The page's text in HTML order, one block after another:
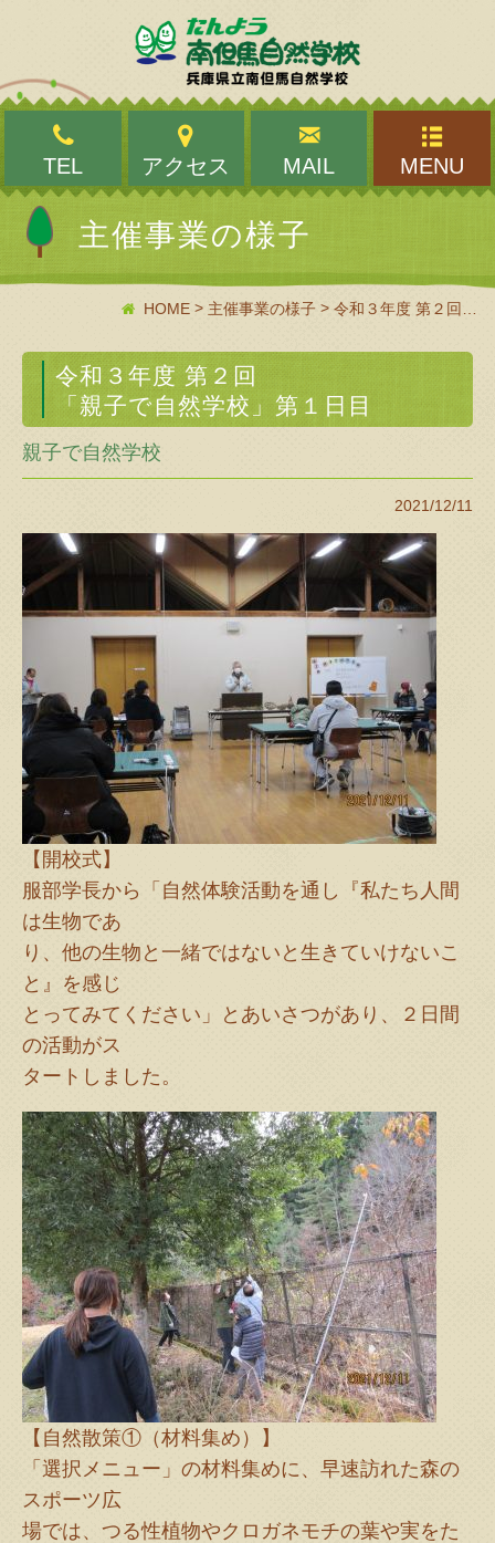
TEL アクセス MAIL MENU
主催事業の様子
HOME> 主催事業の様子> 令和３年度 第２回「親子で自然学校」第１日目
令和３年度 第２回
「親子で自然学校」第１日目
親子で自然学校
2021/12/11
【開校式】
服部学長から「自然体験活動を通し『私たち人間
は生物であ
り、他の生物と一緒ではないと生きていけないこ
と』を感じ
とってみてください」とあいさつがあり、２日間
の活動がス
タートしました。
【自然散策①（材料集め）】
「選択メニュー」の材料集めに、早速訪れた森の
スポーツ広
場では、つる性植物やクロガネモチの葉や実をた